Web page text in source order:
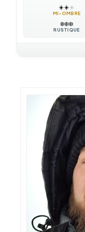
☀️☀️☀️
MI-OMBRE
❄️❄️❄️
RUSTIQUE